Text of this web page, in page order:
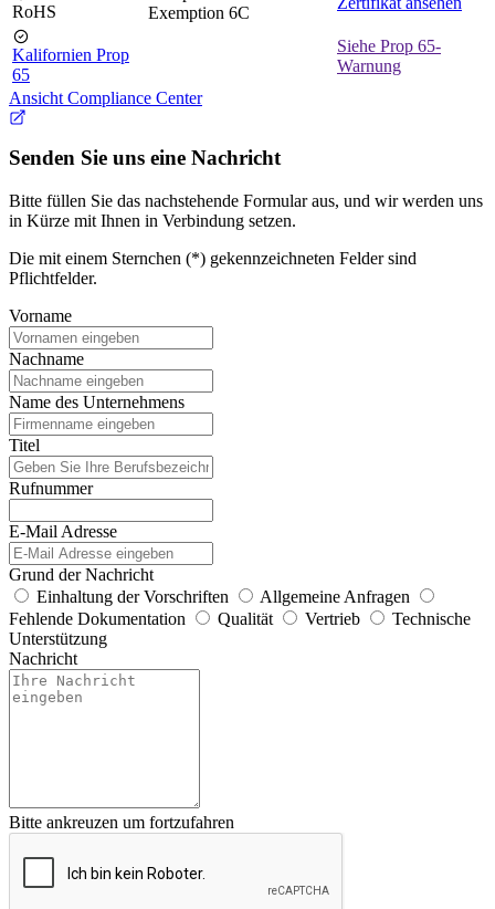
RoHS
Exemption 6C
Kalifornien Prop
65
Siehe Prop 65-
Warnung
Ansicht Compliance Center
Senden Sie uns eine Nachricht
Bitte füllen Sie das nachstehende Formular aus, und wir werden uns
in Kürze mit Ihnen in Verbindung setzen.
Die mit einem Sternchen (*) gekennzeichneten Felder sind
Pflichtfelder.
Vorname
Nachname
Name des Unternehmens
Titel
Rufnummer
E-Mail Adresse
Grund der Nachricht
Einhaltung der Vorschriften
Allgemeine Anfragen
Fehlende Dokumentation
Qualität Vertrieb
Technische
Unterstützung
Nachricht
Bitte ankreuzen um fortzufahren